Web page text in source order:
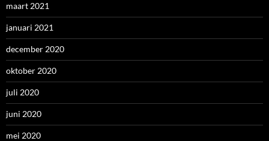
maart 2021
januari 2021
december 2020
oktober 2020
juli 2020
juni 2020
mei 2020